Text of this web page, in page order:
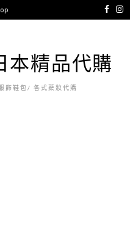
本精品代購
飾鞋包/ 各式藥妝代購